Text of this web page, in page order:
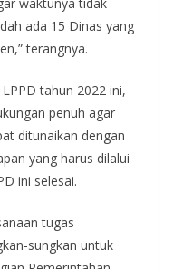
ada 15 Dinas yang
terangnya.
tahun 2022 ini,
penuh agar
ditunaikan dengan
yang harus dilalui
ini selesai.
tugas
sungkan untuk